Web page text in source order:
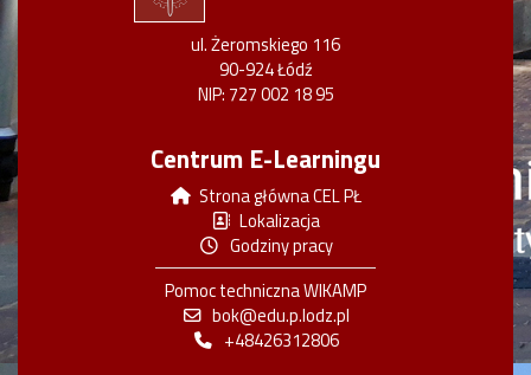
ul. Żeromskiego 116
90-924 Łódź
NIP: 727 002 18 95
Centrum E-Learningu
Strona główna CEL PŁ
Lokalizacja
Godziny pracy
Pomoc techniczna WIKAMP
bok@edu.p.lodz.pl
+48426312806